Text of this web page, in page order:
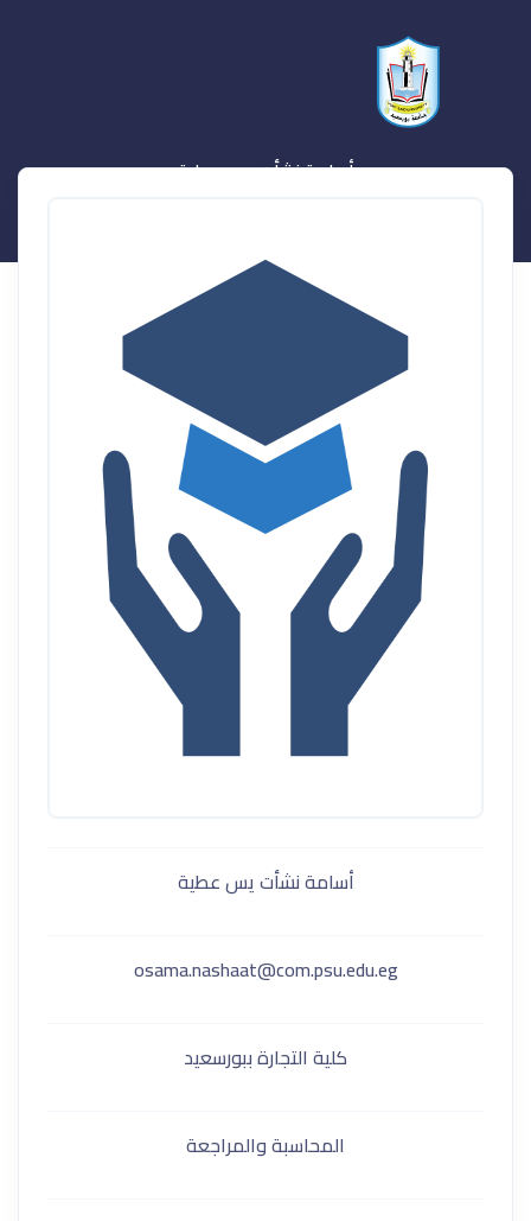
أسامة نشأت يس عطية
أسامة نشأت يس عطية
osama.nashaat@com.psu.edu.eg
كلية التجارة ببورسعيد
المحاسبة والمراجعة